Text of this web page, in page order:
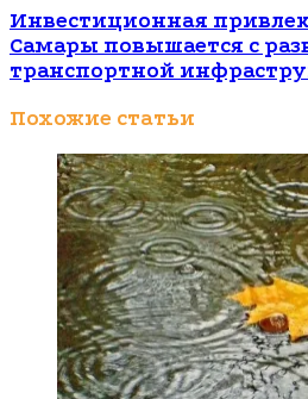
Инвестиционная
Самары повышается с
транспортной
Похожие статьи